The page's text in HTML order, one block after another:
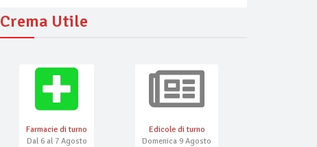
Crema Utile
Farmacie di turno
Dal 6 al 7 Agosto
Edicole di turno
Domenica 9 Agosto